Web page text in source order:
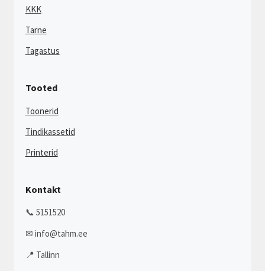
KKK
Tarne
Tagastus
Tooted
Toonerid
Tindikassetid
Printerid
Kontakt
📞 5151520
✉ info@tahm.ee
📍 Tallinn